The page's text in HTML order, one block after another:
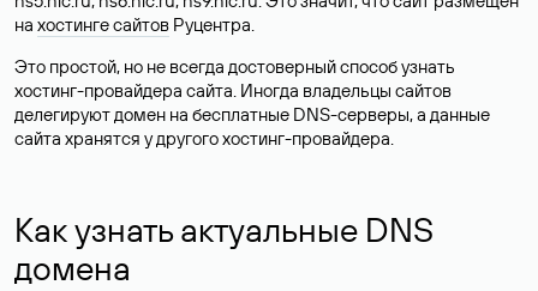
на хостинге сайтов Руцентра.
Это простой, но не всегда достоверный способ узнать
хостинг-провайдера сайта. Иногда владельцы сайтов
делегируют домен на бесплатные DNS-серверы, а данные
сайта хранятся у другого хостинг-провайдера.
Как узнать актуальные DNS
домена